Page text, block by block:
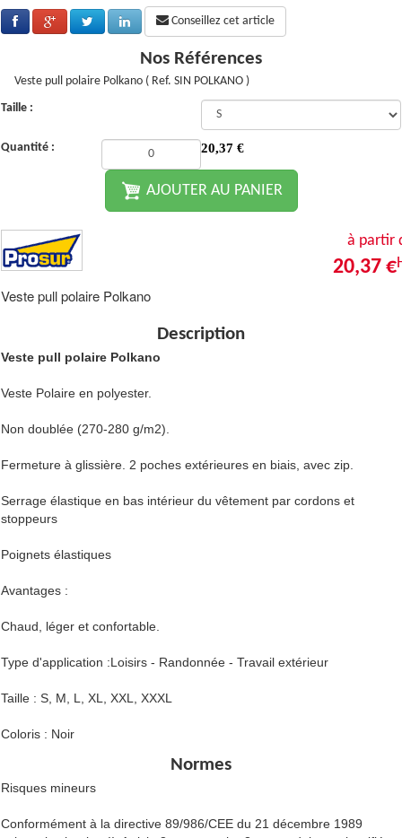
Conseillez cet article
Nos Références
Veste pull polaire Polkano ( Ref. SIN POLKANO )
Taille :
Quantité : 20,37 €
AJOUTER AU PANIER
à partir
20,37 €
Veste pull polaire Polkano
Description
Veste pull polaire Polkano
Veste Polaire en polyester.
Non doublée (270-280 g/m2).
Fermeture à glissière. 2 poches extérieures en biais, avec zip.
Serrage élastique en bas intérieur du vêtement par cordons et
stoppeurs
Poignets élastiques
Avantages :
Chaud, léger et confortable.
Type d'application :Loisirs - Randonnée - Travail extérieur
Taille : S, M, L, XL, XXL, XXXL
Coloris : Noir
Normes
Risques mineurs
Conformément à la directive 89/986/CEE du 21 décembre 1989